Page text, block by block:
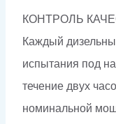
КОНТРОЛЬ
Каждый
испытания под
течение двух
номинальной